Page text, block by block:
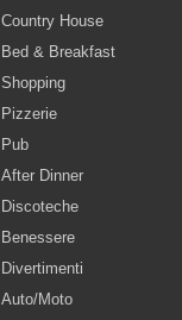
Country House
Bed & Breakfast
Shopping
Pizzerie
Pub
After Dinner
Discoteche
Benessere
Divertimenti
Auto/Moto